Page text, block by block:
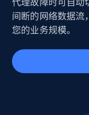
代理故障时可自动
间断的网络数据流
您的业务规模。